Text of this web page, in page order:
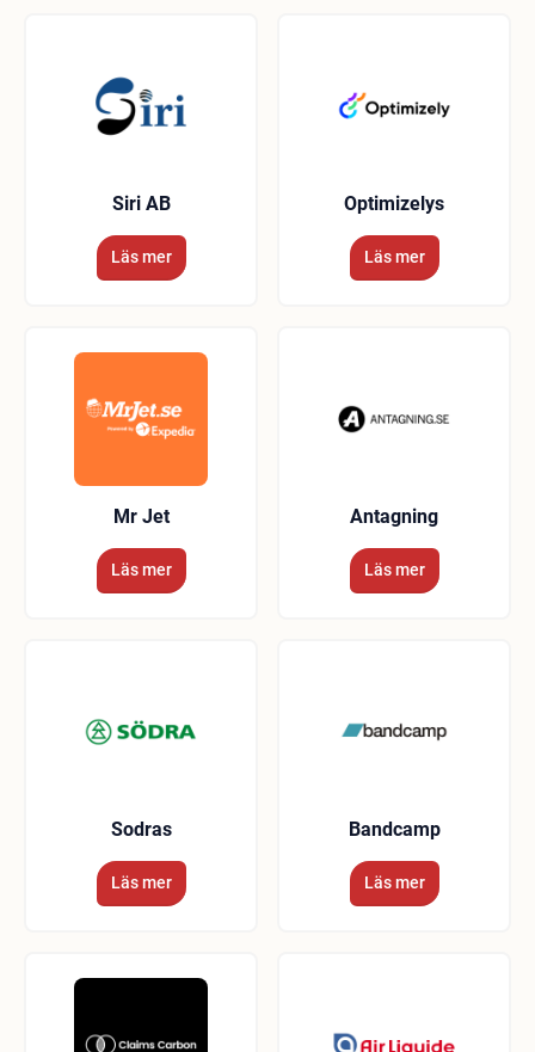
Siri AB
Läs mer
Optimizelys
Läs mer
Mr Jet
Läs mer
Antagning
Läs mer
Sodras
Läs mer
Bandcamp
Läs mer